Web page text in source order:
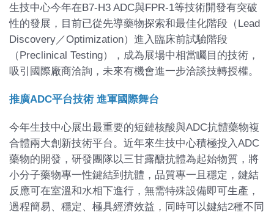
生技中心今年在B7-H3 ADC與FPR-1等技術開發有突破
性的發展，目前已從先導藥物探索和最佳化階段（Lead
Discovery／Optimization）進入臨床前試驗階段
（Preclinical Testing），成為展場中相當矚目的技術，
吸引國際廠商洽詢，未來有機會進一步洽談技轉授權。
推廣ADC平台技術 進軍國際舞台
今年生技中心展出最重要的短鏈核酸與ADC抗體藥物複
合體兩大創新技術平台。近年來生技中心積極投入ADC
藥物的開發，研發團隊以三甘露醣抗體為起始物質，將
小分子藥物專一性鍵結到抗體，品質專一且穩定，鍵結
反應可在室溫和水相下進行，無需特殊設備即可生產，
過程簡易、穩定、極具經濟效益，同時可以鍵結2種不同